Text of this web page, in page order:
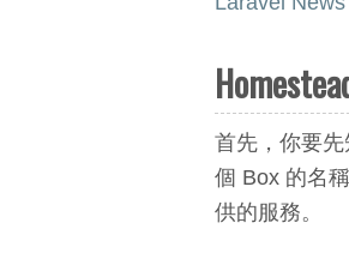
首先，你要
個 Box 的名
供的服務。